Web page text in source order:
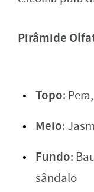
Pirâmide
Topo:
Meio:
Fundo:
sândalo